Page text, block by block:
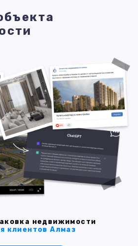
недвижимости
клиентов Алмаз